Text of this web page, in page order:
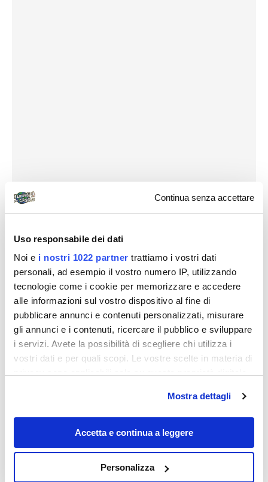
Continua senza accettare
Uso responsabile dei dati
Noi e i nostri 1022 partner trattiamo i vostri dati
personali, ad esempio il vostro numero IP, utilizzando
tecnologie come i cookie per memorizzare e accedere
alle informazioni sul vostro dispositivo al fine di
pubblicare annunci e contenuti personalizzati, misurare
gli annunci e i contenuti, ricercare il pubblico e sviluppare
i servizi. Avete la possibilità di scegliere chi utilizza i
vostri dati e per quali scopi. Le vostre scelte in materia di
modificare o revocare il proprio consenso in qualsiasi
momento dalla Dichiarazione sui cookie o facendo clic
sull'icona di attivazione della privacy.
raccogliere informazioni sulla tua posizione
Mostra dettagli
Accetta e continua a leggere
Personalizza
Destinazioni
Dalle ceramiche al Sangiovese: in
Romagna c’è il borgo agricolo che